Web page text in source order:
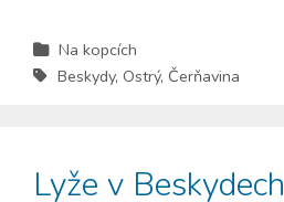
Na kopcích
Beskydy, Ostrý, Čerňavina
Lyže v Beskydech